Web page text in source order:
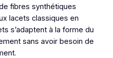
fibres synthétiques
lacets classiques en
s’adaptent à la forme du
sans avoir besoin de